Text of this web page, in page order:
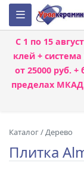
С 1 по 15
клей +
от 25000 руб.
пределах МКАД
Каталог/Дерево
Плитка